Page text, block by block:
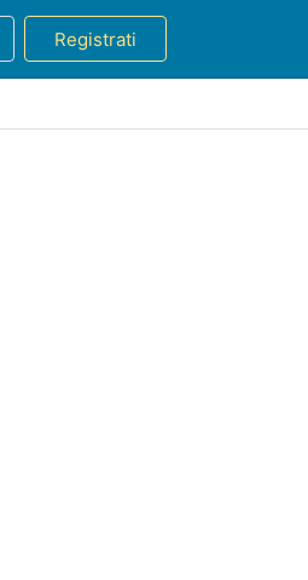
Registrati